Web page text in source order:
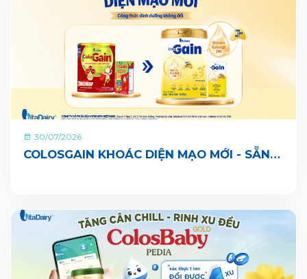
30/07/2026
COLOSGAIN KHOÁC DIỆN MẠO MỚI - SẴN